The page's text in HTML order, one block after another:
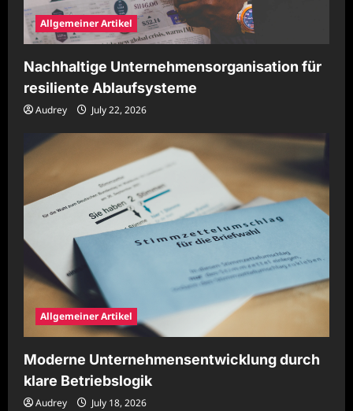
Allgemeiner Artikel
Nachhaltige Unternehmensorganisation für
resiliente Ablaufsysteme
Audrey July 22, 2026
Allgemeiner Artikel
Moderne Unternehmensentwicklung durch
klare Betriebslogik
Audrey July 18, 2026